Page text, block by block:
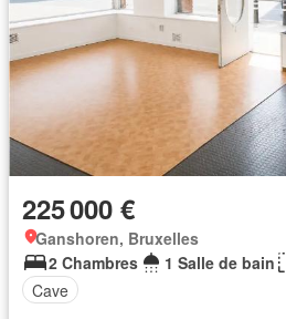
225 000 €
Ganshoren, Bruxelles
2 Chambres
1 Salle de bain
Cave